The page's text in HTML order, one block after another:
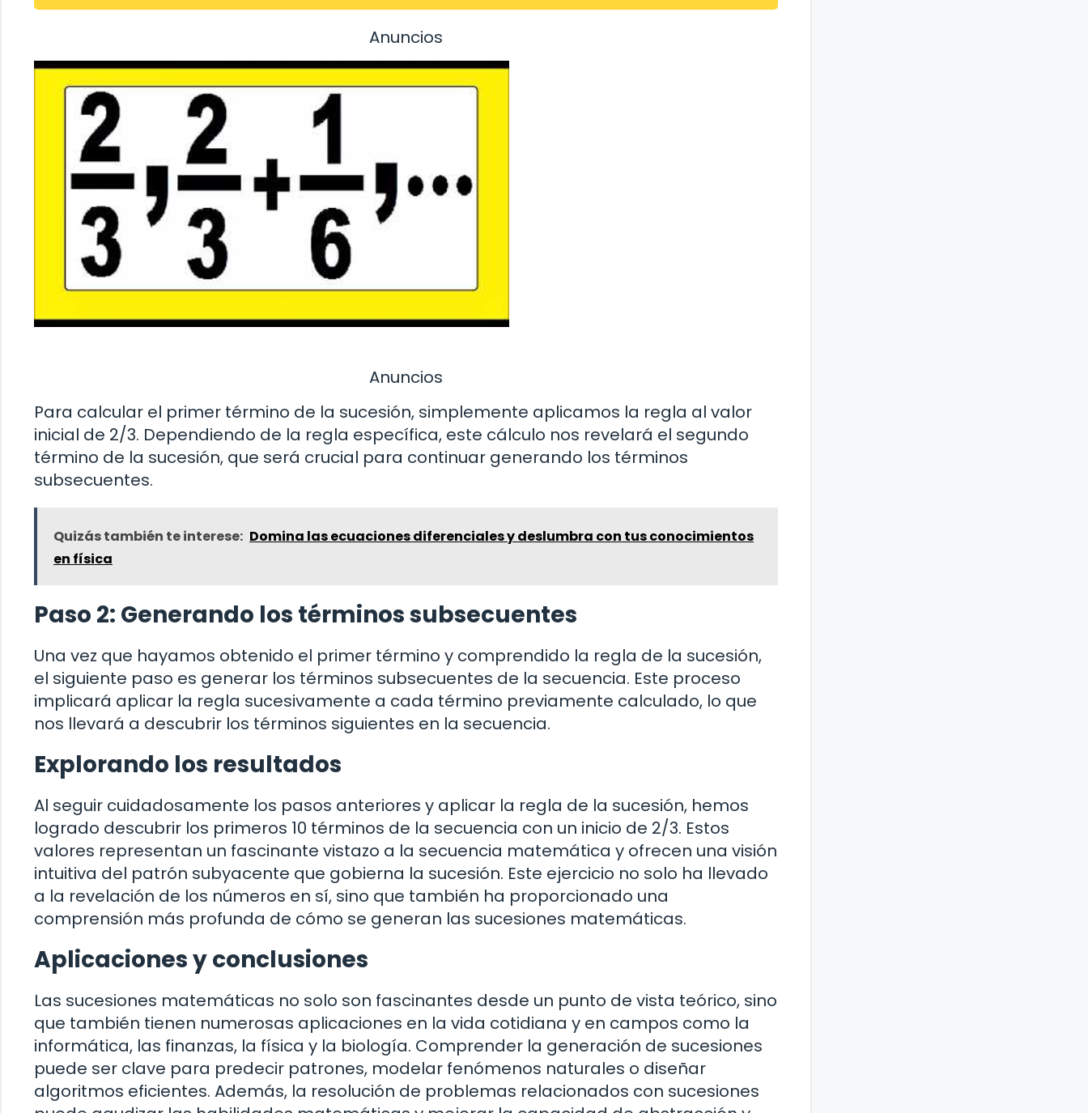
Anuncios
Anuncios
Para calcular el primer término de la sucesión, simplemente aplicamos la regla al valor
inicial de 2/3. Dependiendo de la regla específica, este cálculo nos revelará el segundo
término de la sucesión, que será crucial para continuar generando los términos
subsecuentes.
Quizás también te interese: Domina las ecuaciones diferenciales y deslumbra con tus conocimientos
en física
Paso 2: Generando los términos subsecuentes
Una vez que hayamos obtenido el primer término y comprendido la regla de la sucesión,
el siguiente paso es generar los términos subsecuentes de la secuencia. Este proceso
implicará aplicar la regla sucesivamente a cada término previamente calculado, lo que
nos llevará a descubrir los términos siguientes en la secuencia.
Explorando los resultados
Al seguir cuidadosamente los pasos anteriores y aplicar la regla de la sucesión, hemos
logrado descubrir los primeros 10 términos de la secuencia con un inicio de 2/3. Estos
valores representan un fascinante vistazo a la secuencia matemática y ofrecen una visión
intuitiva del patrón subyacente que gobierna la sucesión. Este ejercicio no solo ha llevado
a la revelación de los números en sí, sino que también ha proporcionado una
comprensión más profunda de cómo se generan las sucesiones matemáticas.
Aplicaciones y conclusiones
Las sucesiones matemáticas no solo son fascinantes desde un punto de vista teórico, sino
que también tienen numerosas aplicaciones en la vida cotidiana y en campos como la
informática, las finanzas, la física y la biología. Comprender la generación de sucesiones
puede ser clave para predecir patrones, modelar fenómenos naturales o diseñar
algoritmos eficientes. Además, la resolución de problemas relacionados con sucesiones